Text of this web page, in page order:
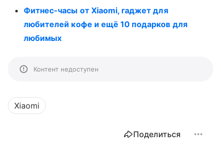
Фитнес-часы от Xiaomi, гаджет для
любителей кофе и ещё 10 подарков для
любимых
Контент недоступен
Xiaomi
Поделиться